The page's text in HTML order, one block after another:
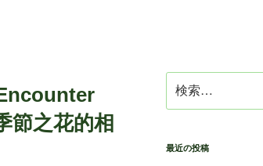
節之花的相
索:
最近の投稿